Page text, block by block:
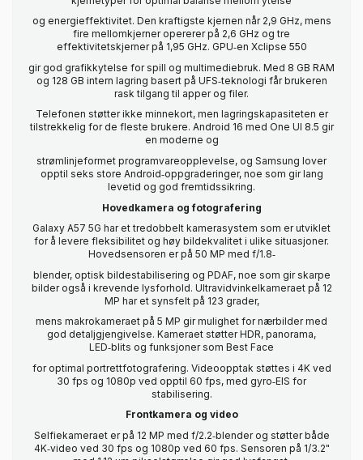
og energieffektivitet. Den kraftigste kjernen når 2,9 GHz, mens
fire mellomkjerner opererer på 2,6 GHz og tre
effektivitetskjerner på 1,95 GHz. GPU‑en Xclipse 550
gir god grafikkytelse for spill og multimediebruk. Med 8 GB RAM
og 128 GB intern lagring basert på UFS‑teknologi får brukeren
rask tilgang til apper og filer.
Telefonen støtter ikke minnekort, men lagringskapasiteten er
tilstrekkelig for de fleste brukere. Android 16 med One UI 8.5 gir
en moderne og
strømlinjeformet programvareopplevelse, og Samsung lover
opptil seks store Android‑oppgraderinger, noe som gir lang
levetid og god fremtidssikring.
Hovedkamera og fotografering
Galaxy A57 5G har et tredobbelt kamerasystem som er utviklet
for å levere fleksibilitet og høy bildekvalitet i ulike situasjoner.
Hovedsensoren er på 50 MP med f/1.8‑
blender, optisk bildestabilisering og PDAF, noe som gir skarpe
bilder også i krevende lysforhold. Ultravidvinkelkameraet på 12
MP har et synsfelt på 123 grader,
mens makrokameraet på 5 MP gir mulighet for nærbilder med
god detaljgjengivelse. Kameraet støtter HDR, panorama,
LED‑blits og funksjoner som Best Face
for optimal portrettfotografering. Videoopptak støttes i 4K ved
30 fps og 1080p ved opptil 60 fps, med gyro‑EIS for
stabilisering.
Frontkamera og video
Selfiekameraet er på 12 MP med f/2.2‑blender og støtter både
4K‑video ved 30 fps og 1080p ved 60 fps. Sensoren på 1/3.2"